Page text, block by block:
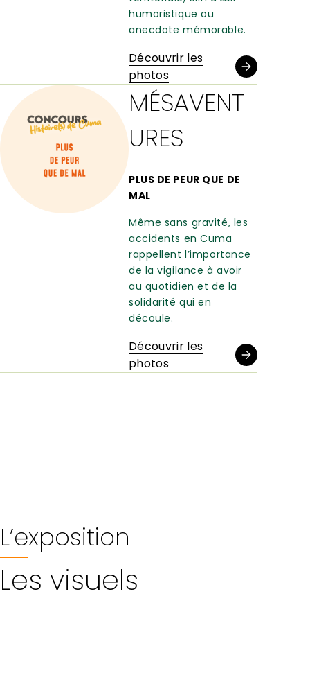
humoristique ou
anecdote mémorable.
Découvrir les
photos
MÉSAVENT
URES
PLUS DE PEUR QUE DE
MAL
Même sans gravité, les
accidents en Cuma
rappellent l’importance
de la vigilance à avoir
au quotidien et de la
solidarité qui en
découle.
Découvrir les
photos
L’exposition
Les visuels